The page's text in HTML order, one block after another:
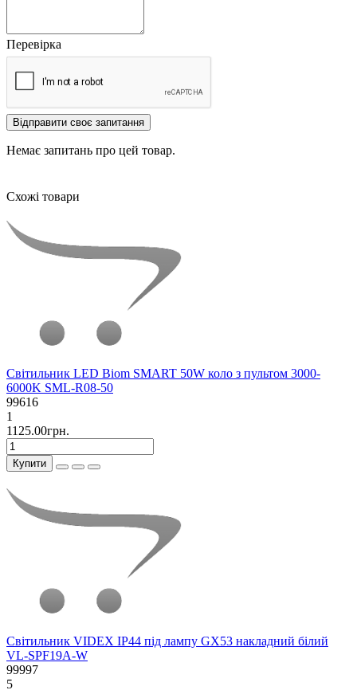
Перевірка
Відправити своє запитання
Немає запитань про цей товар.
Схожі товари
Світильник LED Biom SMART 50W коло з пультом 3000-
6000K SML-R08-50
99616
1
1125.00грн.
Купити
Світильник VIDEX IP44 під лампу GX53 накладний білий
VL-SPF19A-W
99997
5